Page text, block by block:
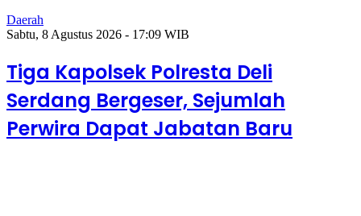
Daerah
Sabtu, 8 Agustus 2026 - 17:09 WIB
Tiga Kapolsek Polresta Deli
Serdang Bergeser, Sejumlah
Perwira Dapat Jabatan Baru